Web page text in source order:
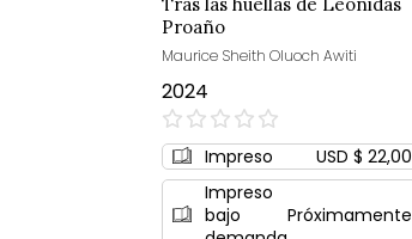
Proaño
Maurice Sheith Oluoch Awiti
2024
0%
Impreso
USD $ 22,00
Impreso
bajo
Próximamente